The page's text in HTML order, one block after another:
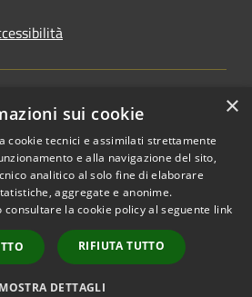
Copyright © 2026 • Comune di
San Martino di Venezze •
Powered by Municipium•
Accesso redazione
×
sui cookie
cookie tecnici e assimilati strettamente
e alla navigazione del sito,
analitico al solo fine di elaborare
aggregate e anonime.
la cookie policy al seguente link
RIFIUTA TUTTO
MOSTRA DETTAGLI